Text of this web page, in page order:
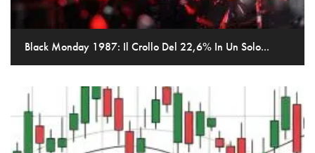
Black Monday 1987: Il Crollo Del 22,6% In Un Solo...